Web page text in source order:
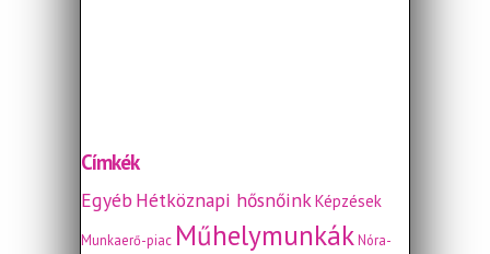
Címkék
EgyébHétköznapi hősnőinkKépzések
Munkaerő-piac MűhelymunkákNóra-